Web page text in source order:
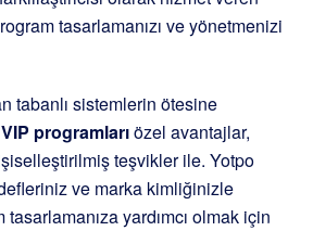
tasarlamanızı ve yönetmenizi
tabanlı sistemlerin ötesine
programlarıözel avantajlar,
teşvikler ile. Yotpo
ve marka kimliğinizle
yardımcı olmak için